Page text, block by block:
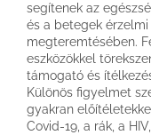
segítenek az
és a betegek
megteremtésében.
eszközökkel
támogató és
Különös figyelmet
gyakran
Covid-19, a rák, a